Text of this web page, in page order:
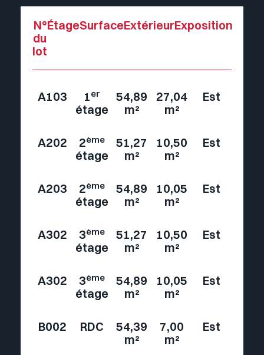
N°
du
lot
ÉtageSurfaceExtérieurExposition
A103 1er
étage
54,89
m²
27,04
m²
Est
A202 2ème
étage
51,27
m²
10,50
m²
Est
A203 2ème
étage
54,89
m²
10,05
m²
Est
A302 3ème
étage
51,27
m²
10,50
m²
Est
A302 3ème
étage
54,89
m²
10,05
m²
Est
B002 RDC
54,39
m²
7,00
m²
Est